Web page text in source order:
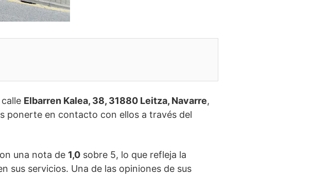
Elbarren Kalea, 38, 31880 Leitza, Navarre,
ponerte en contacto con ellos a través del
una nota de 1,0 sobre 5, lo que refleja la
sus servicios. Una de las opiniones de sus